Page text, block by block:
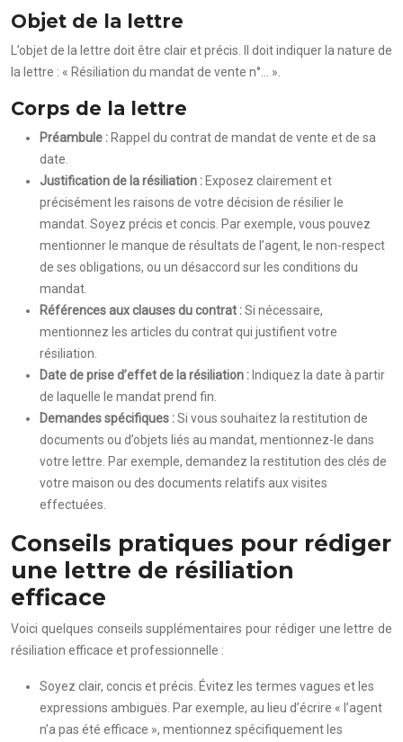
Objet de la lettre
L’objet de la lettre doit être clair et précis. Il doit indiquer la nature de
la lettre : « Résiliation du mandat de vente n°… ».
Corps de la lettre
Préambule : Rappel du contrat de mandat de vente et de sa
date.
Justification de la résiliation : Exposez clairement et
précisément les raisons de votre décision de résilier le
mandat. Soyez précis et concis. Par exemple, vous pouvez
mentionner le manque de résultats de l’agent, le non-respect
de ses obligations, ou un désaccord sur les conditions du
mandat.
Références aux clauses du contrat :Si nécessaire,
mentionnez les articles du contrat qui justifient votre
résiliation.
Date de prise d’effet de la résiliation : Indiquez la date à partir
de laquelle le mandat prend fin.
Demandes spécifiques :Si vous souhaitez la restitution de
documents ou d’objets liés au mandat, mentionnez-le dans
votre lettre. Par exemple, demandez la restitution des clés de
votre maison ou des documents relatifs aux visites
effectuées.
Conseils pratiques pour rédiger
une lettre de résiliation
efficace
Voici quelques conseils supplémentaires pour rédiger une lettre de
résiliation efficace et professionnelle :
Soyez clair, concis et précis. Évitez les termes vagues et les
expressions ambiguës. Par exemple, au lieu d’écrire « l’agent
n’a pas été efficace », mentionnez spécifiquement les